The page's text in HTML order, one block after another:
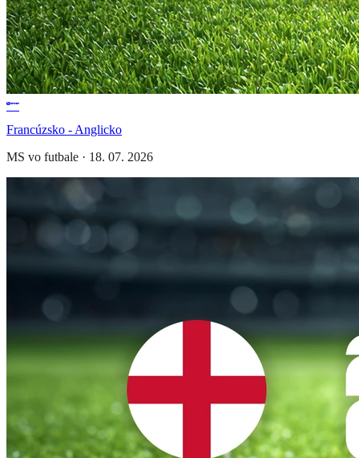
Francúzsko - Anglicko
MS vo futbale · 18. 07. 2026